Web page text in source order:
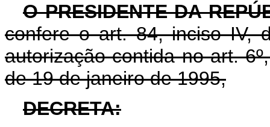
O PRESIDENTE DA
confere o art. 84, inciso IV,
autorização contida no art.
de 19 de janeiro de 1995,
DECRETA: